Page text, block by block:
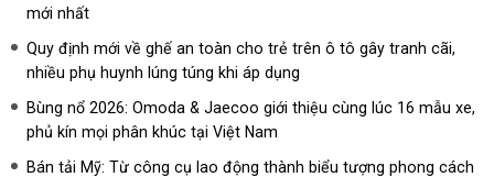
mới nhất
Quy định mới về ghế an toàn cho trẻ trên ô tô gây tranh cãi,
nhiều phụ huynh lúng túng khi áp dụng
Bùng nổ 2026: Omoda & Jaecoo giới thiệu cùng lúc 16 mẫu xe,
phủ kín mọi phân khúc tại Việt Nam
Bán tải Mỹ: Từ công cụ lao động thành biểu tượng phong cách